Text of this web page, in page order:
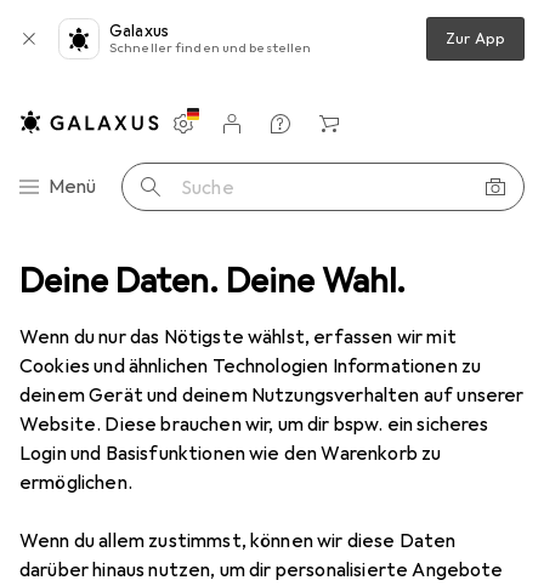
Deine Daten. Deine Wahl.
Wenn du nur das Nötigste wählst, erfassen wir mit
Cookies und ähnlichen Technologien Informationen zu
deinem Gerät und deinem Nutzungsverhalten auf unserer
Website. Diese brauchen wir, um dir bspw. ein sicheres
Login und Basisfunktionen wie den Warenkorb zu
ermöglichen.
Wenn du allem zustimmst, können wir diese Daten
darüber hinaus nutzen, um dir personalisierte Angebote
Galaxus
Schneller finden und bestellen Zur App
Navigation nach Kategorien
Menü Suche
Einstellungen
Kundenkonto
Vergleichslisten
Merklisten
Warenkorb
Deckenbeleuchtung Pendelleuchte
5 Bilder
EGLO Claverdon
Preis in EUR inkl. MwSt.
EUR
27,89